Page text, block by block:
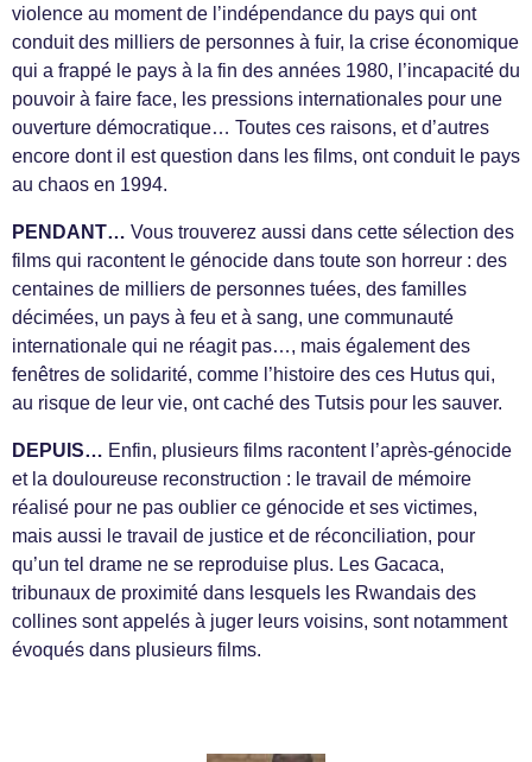
violence au moment de l’indépendance du pays qui ont
conduit des milliers de personnes à fuir, la crise économique
qui a frappé le pays à la fin des années 1980, l’incapacité du
pouvoir à faire face, les pressions internationales pour une
ouverture démocratique… Toutes ces raisons, et d’autres
encore dont il est question dans les films, ont conduit le pays
au chaos en 1994.
PENDANT… Vous trouverez aussi dans cette sélection des
films qui racontent le génocide dans toute son horreur : des
centaines de milliers de personnes tuées, des familles
décimées, un pays à feu et à sang, une communauté
internationale qui ne réagit pas…, mais également des
fenêtres de solidarité, comme l’histoire des ces Hutus qui,
au risque de leur vie, ont caché des Tutsis pour les sauver.
DEPUIS… Enfin, plusieurs films racontent l’après-génocide
et la douloureuse reconstruction : le travail de mémoire
réalisé pour ne pas oublier ce génocide et ses victimes,
mais aussi le travail de justice et de réconciliation, pour
qu’un tel drame ne se reproduise plus. Les Gacaca,
tribunaux de proximité dans lesquels les Rwandais des
collines sont appelés à juger leurs voisins, sont notamment
évoqués dans plusieurs films.